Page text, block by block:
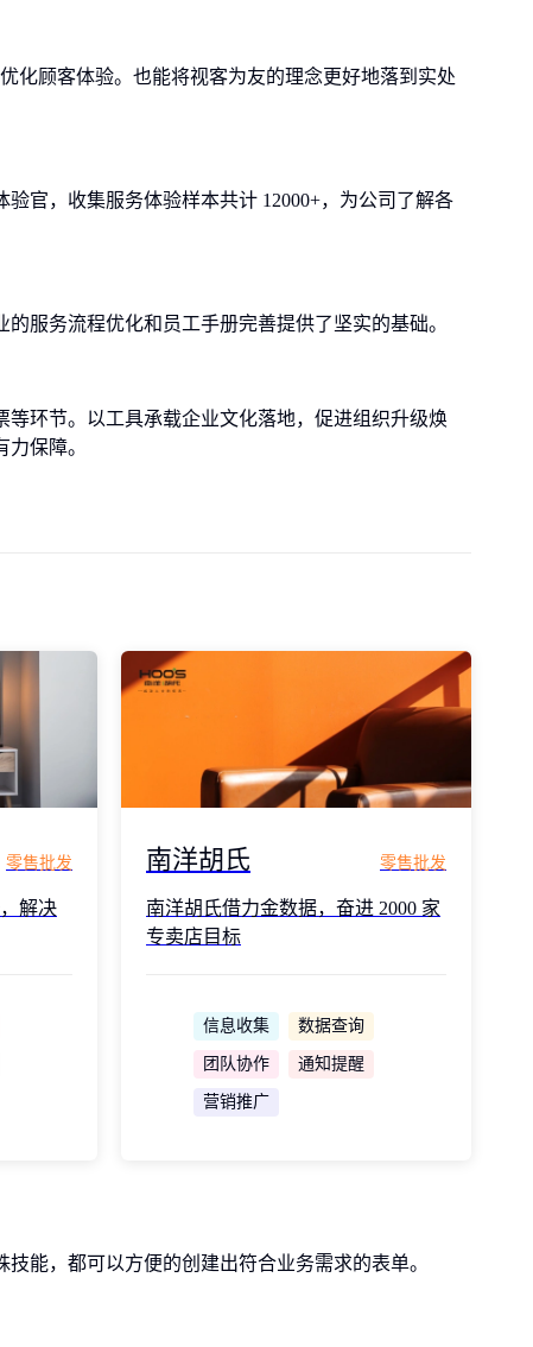
化顾客体验。也能将视客为友的理念更好地落到实处
官，收集服务体验样本共计 12000+，为公司了解各
服务流程优化和员工手册完善提供了坚实的基础。
环节。以工具承载企业文化落地，促进组织升级焕
保障。
零售批发
解决
南洋胡氏 零售批发
南洋胡氏借力金数据，奋进 2000 家
专卖店目标
信息收集 数据查询
团队协作 通知提醒
营销推广
能，都可以方便的创建出符合业务需求的表单。